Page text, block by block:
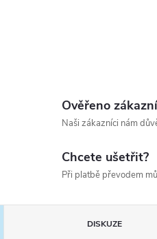
Ověřeno
Naši zákazníci nám
Chcete ušetřit?
Při platbě převodem
DISKUZE